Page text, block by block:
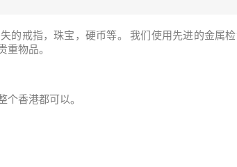
的戒指，珠宝，硬币等。 我们使用先进的金属
物品。
香港都可以。